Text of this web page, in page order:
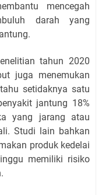
mencegah
darah yang
tahun 2020
juga menemukan
setidaknya satu
jantung 18%
yang jarang atau
Studi lain bahkan
produk kedelai
memiliki risiko